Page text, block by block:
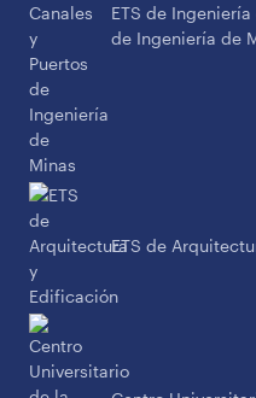
ETS de
de Ingeniería de
ETS de